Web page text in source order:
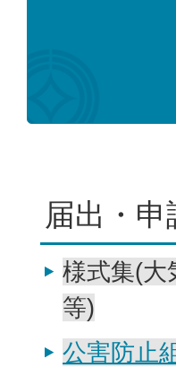
届出・申
様式集(大
等)
公害防止